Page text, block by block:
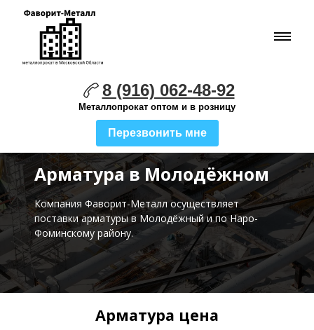
8 (916) 062-48-92
Металлопрокат оптом и в розницу
Перезвонить мне
Арматура в Молодёжном
Компания Фаворит-Металл осуществляет
поставкиарматуры в Молодёжный и по Наро-
Фоминскому району.
Арматура цена